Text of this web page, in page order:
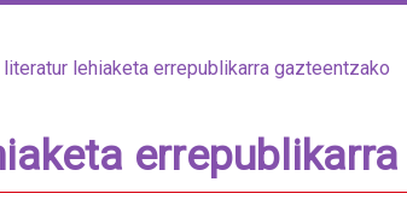
literatur lehiaketa errepublikarra gazteentzako